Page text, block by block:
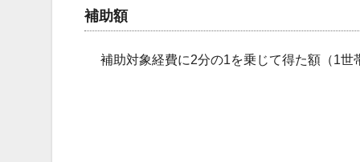
補助額
補助対象経費に2分の1を乗じて得た額（1世